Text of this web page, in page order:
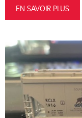
EN SAVOIR PLUS